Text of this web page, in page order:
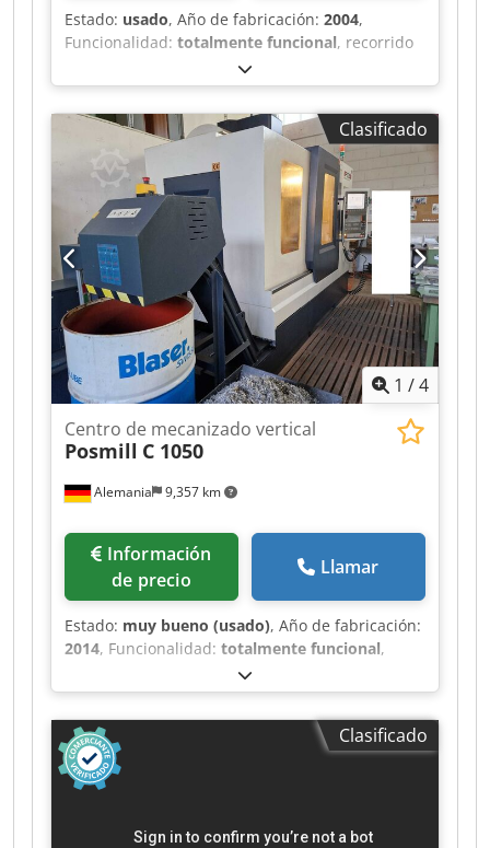
Estado: usado, Año de fabricación: 2004,
Funcionalidad: totalmente funcional, recorrido
, recorrido del eje Y:
recorrido del eje Z:650 mm, número de ranuras
del almacén de herramientas:32, Equipamiento:
cinta transportadora de virutas, Año 2004
Cedpfxszq Du Ro Ak Hoha Control CNC FANUC 21
Mesa 1350 x 635 mm Recorrido en X: 1100 mm
Recorrido en Y: 550 mm Recorrido en Z: 650 mm
Cono ISO40, 10000 rpm Brazo de cambio
automático 32 posiciones Dimensiones totales:
3250 x 3136 x 2760 mm Peso de la máquina:
8000 kg Alta presión a través del husillo Sistema
de evacuación de virutas mediante cinta
transportadora
Clasificado
1 /4
Alemania 9,357 km
Centro de mecanizado vertical
Posmill C 1050
de precio
Llamar
Estado: muy bueno (usado), Año de fabricación:
2014, Funcionalidad: totalmente funcional,
Posmill C 1050, Año de fabricación: 2014,
Control: Heidenhain iTNC 530, Cjdszqzgdopfx Ak
Hjha Recorridos X/Y/Z: 1050/530/630 mm,
Dimensiones de la mesa: 1150 x 560 mm,
Cambiador con 30 posiciones, Cono de
herramienta: SK 40, Presión del refrigerante: 20
Transportador de virutas, La máquina cuenta
Clasificado